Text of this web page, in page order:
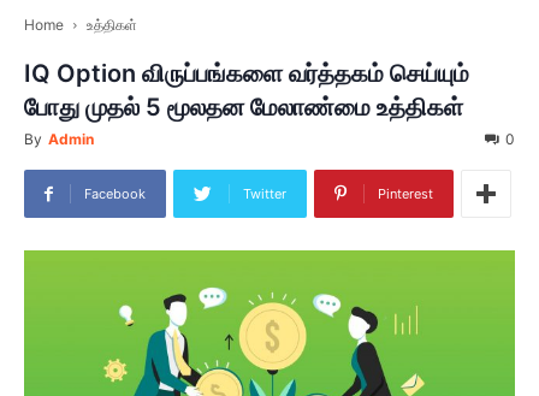
Home உத்திகள்
IQ Option விருப்பங்களை வர்த்தகம் செய்யும்
போது முதல் 5 மூலதன மேலாண்மை உத்திகள்
By Admin 0
Facebook Twitter Pinterest